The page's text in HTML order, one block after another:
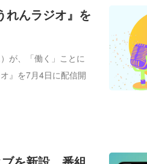
れんラジオ』を
が、「働く」ことに
』を7月4日に配信開